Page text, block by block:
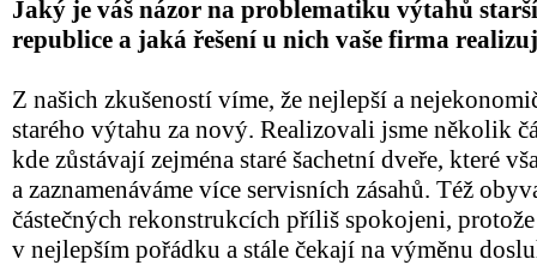
Jaký je váš názor na problematiku výtahů
republice a jaká řešení u nich vaše firma
Z našich zkušeností víme, že nejlepší a
starého výtahu za nový. Realizovali jsme několik
kde zůstávají zejména staré šachetní dveře, které
a zaznamenáváme více servisních zásahů. Též
částečných rekonstrukcích příliš spokojeni,
v nejlepším pořádku a stále čekají na výměnu